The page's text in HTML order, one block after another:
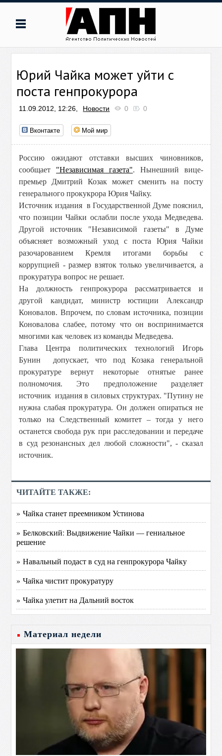
Юрий Чайка может уйти с
поста генпрокурора
11.09.2012, 12:26, Новости 0 0
Вконтакте Мой мир
Россию ожидают отставки высших чиновников,
сообщает "Независимая газета". Нынешний вице-
премьер Дмитрий Козак может сменить на посту
генерального прокукрора Юрия Чайку.
Источник издания в Государственной Думе пояснил,
что позиции Чайки ослабли после ухода Медведева.
Другой источник "Независимой газеты" в Думе
объясняет возможный уход с поста Юрия Чайки
разочарованием Кремля итогами борьбы с
коррупцией - размер взяток только увеличивается, а
прокуратура вопрос не решает.
На должность генпрокурора рассматривается и
другой кандидат, министр юстиции Александр
Коновалов. Впрочем, по словам источника, позиции
Коновалова слабее, потому что он воспринимается
многими как человек из команды Медведева.
Глава Центра политических технологий Игорь
Бунин
допускает, что под Козака генеральной
прокуратуре вернут некоторые отнятые ранее
полномочия. Это предположение разделяет
источник издания в силовых структурах. "Путину не
нужна слабая прокуратура. Он должен опираться не
только на Следственный комитет – тогда у него
останется свобода рук при расследовании и передаче
в суд резонансных дел любой сложности", - сказал
источник.
ЧИТАЙТЕ ТАКЖЕ:
» Чайка станет преемником Устинова
» Белковский: Выдвижение Чайки — гениальное
решение
» Навальный подаст в суд на генпрокурора Чайку
» Чайка чистит прокуратуру
» Чайка улетит на Дальний восток
Материал недели